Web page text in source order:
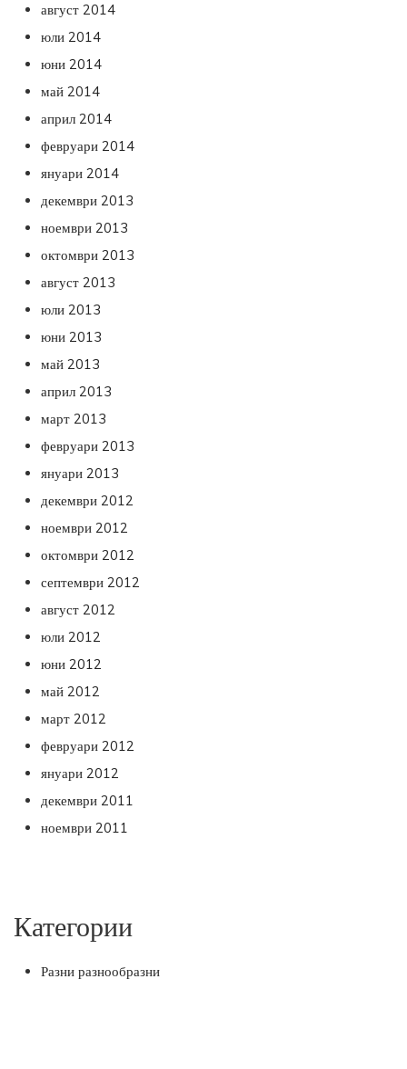
август 2014
юли 2014
юни 2014
май 2014
април 2014
февруари 2014
януари 2014
декември 2013
ноември 2013
октомври 2013
август 2013
юли 2013
юни 2013
май 2013
април 2013
март 2013
февруари 2013
януари 2013
декември 2012
ноември 2012
октомври 2012
септември 2012
август 2012
юли 2012
юни 2012
май 2012
март 2012
февруари 2012
януари 2012
декември 2011
ноември 2011
Категории
Разни разнообразни